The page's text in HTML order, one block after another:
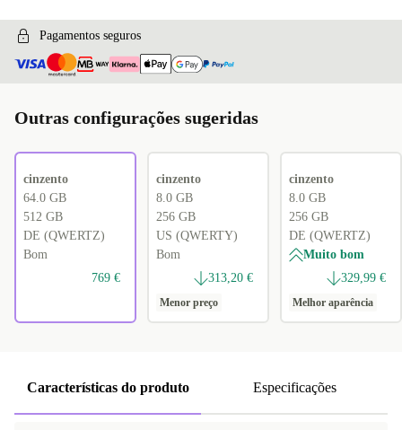
Pagamentos seguros
Outras configurações sugeridas
cinzento
64.0 GB
512 GB
DE (QWERTZ)
Bom
769 €
cinzento
8.0 GB
256 GB
US (QWERTY)
Bom
313,20 €
Menor preço
cinzento
8.0 GB
256 GB
DE (QWERTZ)
Muito bom
329,99 €
Melhor aparência
Características do produto Especificações